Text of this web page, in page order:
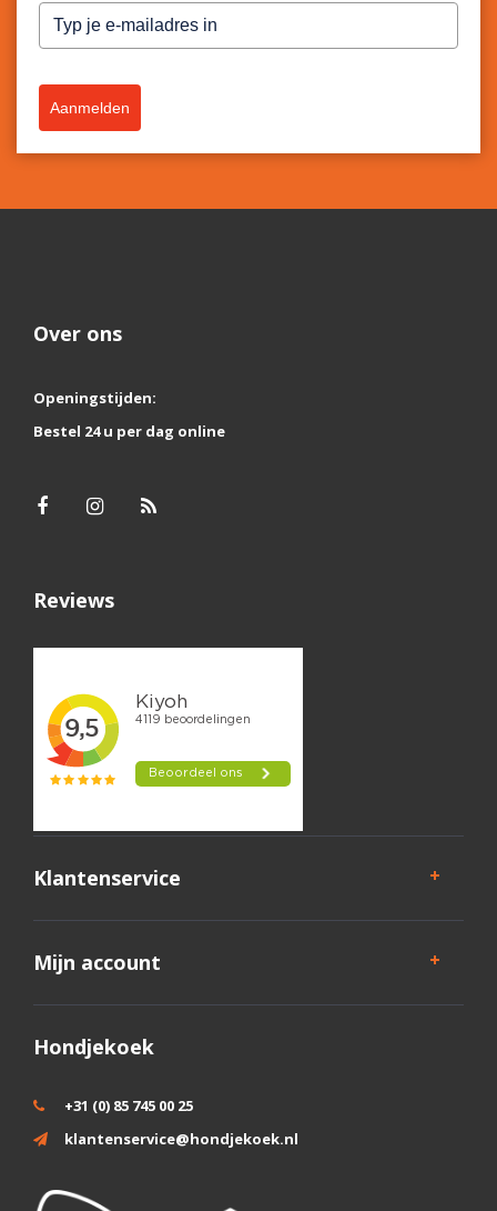
Aanmelden
Over ons
Openingstijden:
Bestel 24 u per dag online
Reviews
Klantenservice
Mijn account
Hondjekoek
+31 (0) 85 745 00 25
klantenservice@hondjekoek.nl